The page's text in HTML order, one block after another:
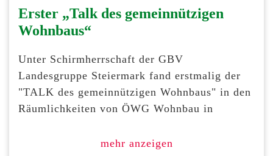
Erster „Talk des gemeinnützigen
Wohnbaus“
Unter Schirmherrschaft der GBV
Landesgruppe Steiermark fand erstmalig der
"TALK des gemeinnützigen Wohnbaus" in den
Räumlichkeiten von ÖWG Wohnbau in
mehr anzeigen